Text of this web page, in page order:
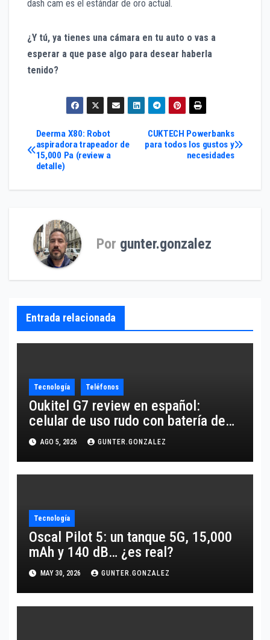
dash cam es el estándar de oro actual.
¿Y tú, ya tienes una cámara en tu auto o vas a
esperar a que pase algo para desear haberla
tenido?
Navegación
de
entradas
CUKTECH Powerbanks
para todos los gustos y
necesidades
Deerma X80: Robot
aspiradora trapeador de
15,000 Pa (review a
detalle)
Por gunter.gonzalez
Entrada relacionada
Tecnología Teléfonos
Oukitel G7 review en español:
celular de uso rudo con batería de
10,600 mAh
AGO 5, 2026 GUNTER.GONZALEZ
Tecnología
Oscal Pilot 5: un tanque 5G, 15,000
mAh y 140 dB… ¿es real?
MAY 30, 2026 GUNTER.GONZALEZ